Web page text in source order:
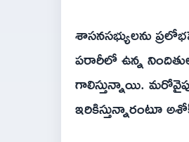
శాసనసభ్యులను
పరారీలో ఉన్న
గాలిస్తున్నాయి.
ఇరికిస్తున్నారంటూ